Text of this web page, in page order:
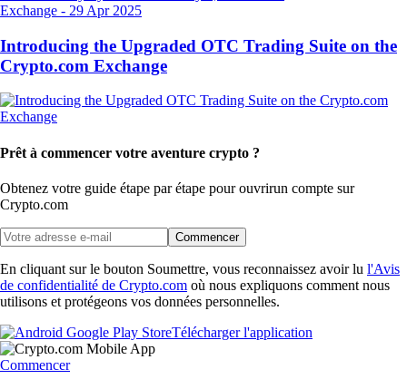
Exchange - 29 Apr 2025
Introducing the Upgraded OTC Trading Suite on the
Crypto.com Exchange
Prêt à commencer votre aventure crypto ?
Obtenez votre guide étape par étape pour ouvrirun compte sur
Crypto.com
Commencer
En cliquant sur le bouton Soumettre, vous reconnaissez avoir lu l'Avis
de confidentialité de Crypto.com où nous expliquons comment nous
utilisons et protégeons vos données personnelles.
Télécharger l'application
Commencer